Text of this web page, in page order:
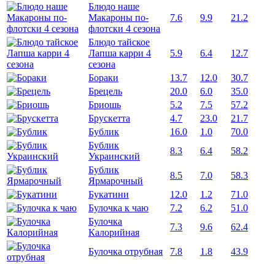
Блюдо наше
Макароны по-
флотски 4 сезона
7.6 9.9 21.2
Блюдо тайское
Лапша карри 4
сезона
5.9 6.4 12.7
Бораки 13.7 12.0
30.7
Брецель
20.0 6.0
35.0
Бриошь
5.2 7.5
57.2
Брускетта
4.7 23.0
21.7
Бублик
16.0 1.0
70.0
Бублик
Украинский
8.3 6.4
58.2
Бублик
Ярмарочный
8.5 7.0
58.3
Букатини
12.0 1.2
71.0
Булочка к чаю
7.2 6.2
51.0
Булочка
Калорийная
7.3 9.6 62.4
Булочка отрубная 7.8 1.8
43.9